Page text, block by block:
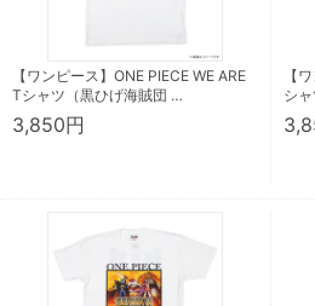
【ワンピース】ONE PIECE WE ARE
Tシャツ（黒ひげ海賊団 …
3,850円
【
シ